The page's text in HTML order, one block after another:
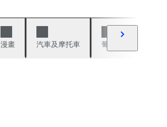
漫畫 汽車及摩托車 葡萄酒與烈酒